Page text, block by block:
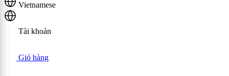
Vietnamese
Tài khoản
Giỏ hàng